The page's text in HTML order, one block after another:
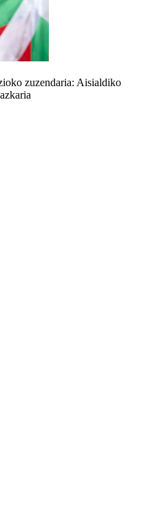
zuzendaria: Aisialdiko